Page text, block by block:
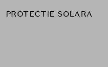
PROTECTIE SOLARA